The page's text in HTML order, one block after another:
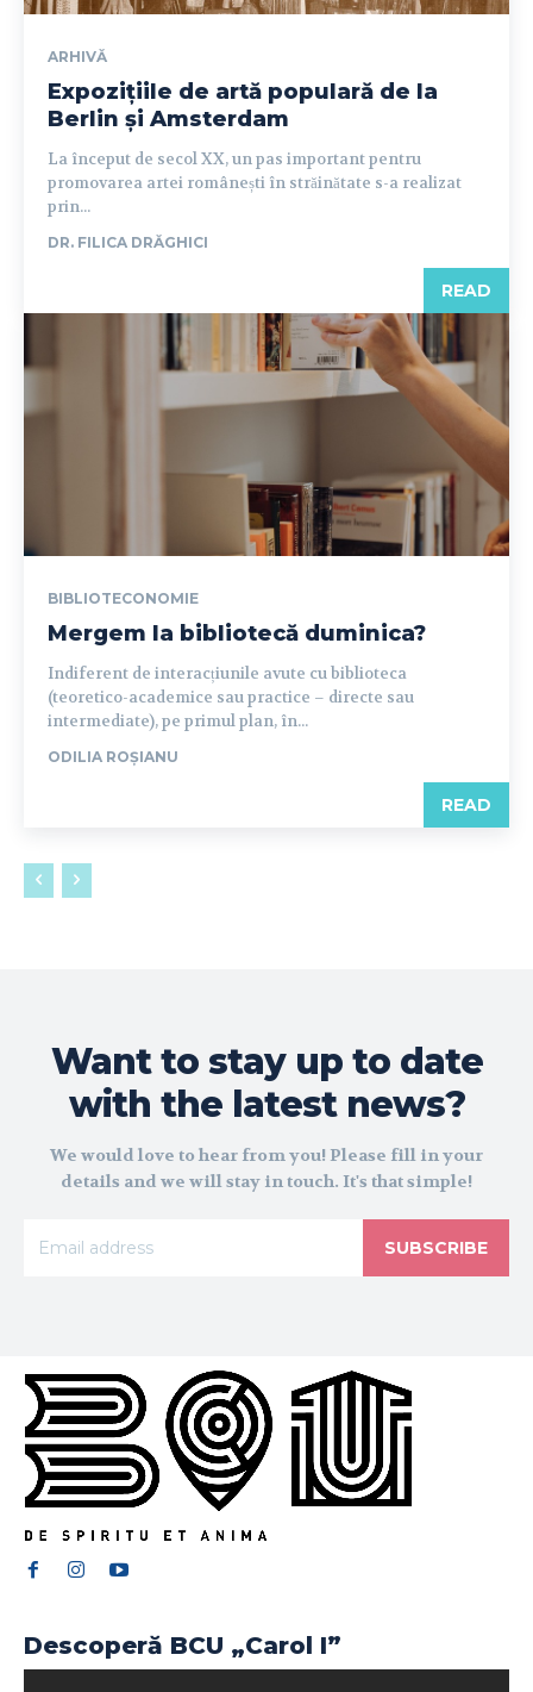
ARHIVĂ
Expozițiile de artă populară de la
Berlin și Amsterdam
La început de secol XX, un pas important pentru
promovarea artei românești în străinătate s-a realizat
prin...
DR. FILICA DRĂGHICI
READ
BIBLIOTECONOMIE
Mergem la bibliotecă duminica?
Indiferent de interacțiunile avute cu biblioteca
(teoretico-academice sau practice – directe sau
intermediate), pe primul plan, în...
ODILIA ROȘIANU
READ
Want to stay up to date
with the latest news?
We would love to hear from you! Please fill in your
details and we will stay in touch. It's that simple!
SUBSCRIBE
Descoperă BCU „Carol I”